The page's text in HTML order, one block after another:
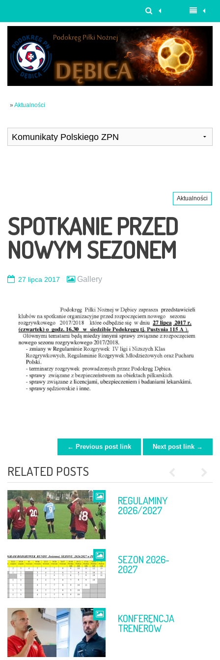
» Aktualności
Aktualności
SPOTKANIE PRZED
NOWYM SEZONEM
27 lipca 2017 Gallery
POST NAVIGATION← Previous post link Next post link →
RELATED POSTS
REGULAMINY
2026/2027
SEZON 2026-
2027
KONFERENCJA
TRENERÓW
FINAŁ PP
TABELE PO 11-
12 KWIETNIA
FINAŁ PP
DĘBICA –